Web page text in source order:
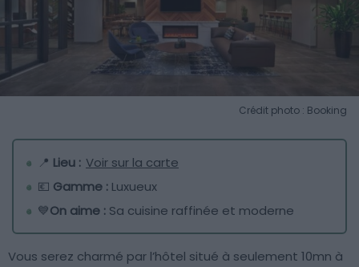
Crédit photo : Booking
📍 Lieu : Voir sur la carte
💶 Gamme : Luxueux
💙On aime : Sa cuisine raffinée et moderne
Vous serez charmé par l’hôtel situé à seulement 10mn à